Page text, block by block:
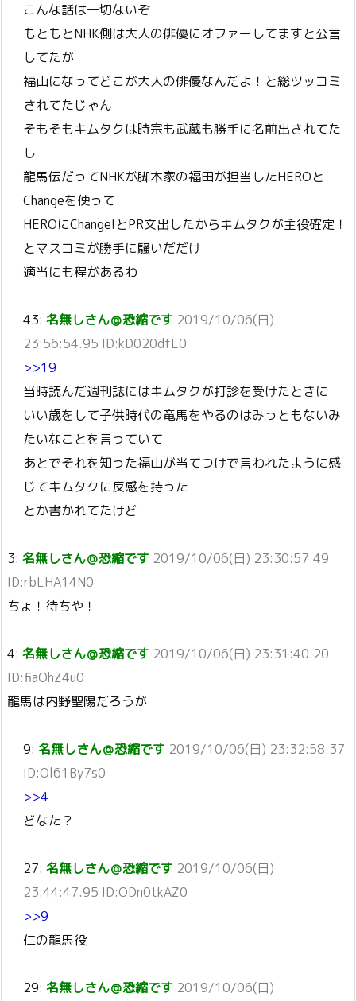
こんな話は一切ないぞ
もともとNHK側は大人の俳優にオファーしてますと公言
してたが
福山になってどこが大人の俳優なんだよ！と総ツッコミ
されてたじゃん
そもそもキムタクは時宗も武蔵も勝手に名前出されてた
し
龍馬伝だってNHKが脚本家の福田が担当したHEROと
Changeを使って
HEROにChange!とPR文出したからキムタクが主役確定！
とマスコミが勝手に騒いだだけ
適当にも程があるわ
43: 名無しさん＠恐縮です 2019/10/06(日)
23:56:54.95 ID:kD020dfL0
>>19
当時読んだ週刊誌にはキムタクが打診を受けたときに
いい歳をして子供時代の竜馬をやるのはみっともないみ
たいなことを言っていて
あとでそれを知った福山が当てつけで言われたように感
じてキムタクに反感を持った
とか書かれてたけど
3: 名無しさん＠恐縮です 2019/10/06(日) 23:30:57.49
ID:rbLHA14N0
ちょ！待ちや！
4: 名無しさん＠恐縮です 2019/10/06(日) 23:31:40.20
ID:fiaOhZ4u0
龍馬は内野聖陽だろうが
9: 名無しさん＠恐縮です 2019/10/06(日) 23:32:58.37
ID:Ol61By7s0
>>4
どなた？
27: 名無しさん＠恐縮です 2019/10/06(日)
23:44:47.95 ID:ODn0tkAZ0
>>9
仁の龍馬役
29: 名無しさん＠恐縮です 2019/10/06(日)